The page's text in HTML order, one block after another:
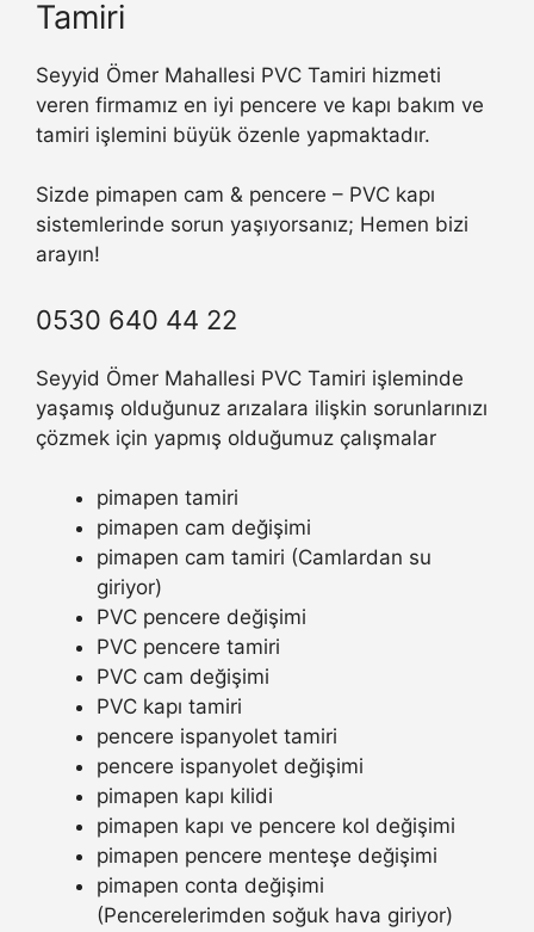
Tamiri
Seyyid Ömer Mahallesi PVC Tamiri hizmeti
veren firmamız en iyi pencere ve kapı bakım ve
tamiri işlemini büyük özenle yapmaktadır.
Sizde pimapen cam & pencere – PVC kapı
sistemlerinde sorun yaşıyorsanız; Hemen bizi
arayın!
0530 640 44 22
Seyyid Ömer Mahallesi PVC Tamiri işleminde
yaşamış olduğunuz arızalara ilişkin sorunlarınızı
çözmek için yapmış olduğumuz çalışmalar
pimapen tamiri
pimapen cam değişimi
pimapen cam tamiri (Camlardan su
giriyor)
PVC pencere değişimi
PVC pencere tamiri
PVC cam değişimi
PVC kapı tamiri
pencere ispanyolet tamiri
pencere ispanyolet değişimi
pimapen kapı kilidi
pimapen kapı ve pencere kol değişimi
pimapen pencere menteşe değişimi
pimapen conta değişimi
(Pencerelerimden soğuk hava giriyor)